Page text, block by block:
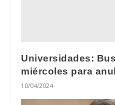
Universidades:
miércoles para
10/04/2024